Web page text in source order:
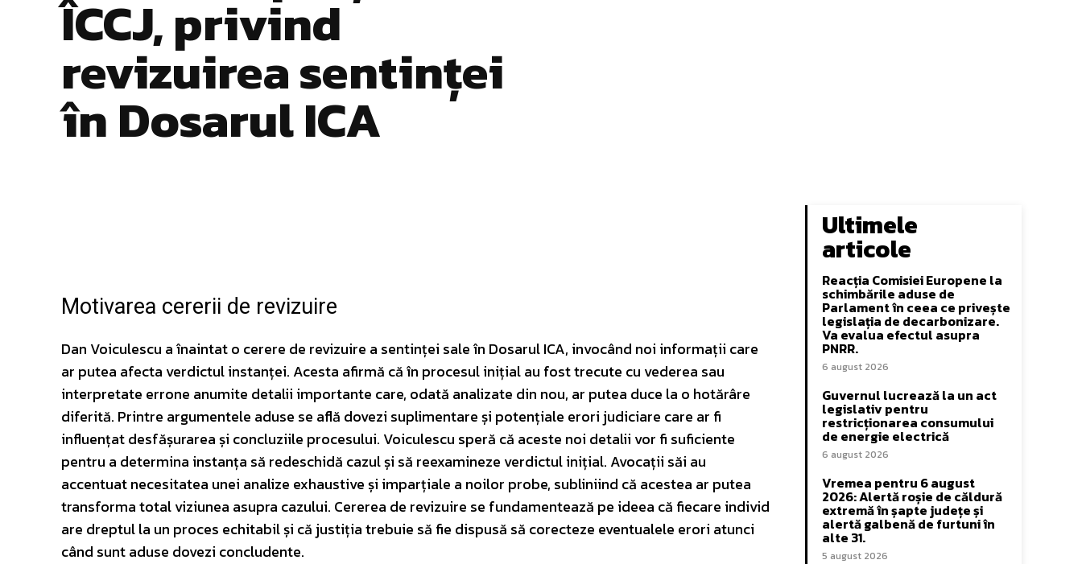
ÎCCJ, privind
revizuirea sentinței
în Dosarul ICA
Motivarea cererii de revizuire
Dan Voiculescu a înaintat o cerere de revizuire a sentinței sale în Dosarul ICA, invocând noi informații care
ar putea afecta verdictul instanței. Acesta afirmă că în procesul inițial au fost trecute cu vederea sau
interpretate errone anumite detalii importante care, odată analizate din nou, ar putea duce la o hotărâre
diferită. Printre argumentele aduse se află dovezi suplimentare și potențiale erori judiciare care ar fi
influențat desfășurarea și concluziile procesului. Voiculescu speră că aceste noi detalii vor fi suficiente
pentru a determina instanța să redeschidă cazul și să reexamineze verdictul inițial. Avocații săi au
accentuat necesitatea unei analize exhaustive și imparțiale a noilor probe, subliniind că acestea ar putea
transforma total viziunea asupra cazului. Cererea de revizuire se fundamentează pe ideea că fiecare individ
are dreptul la un proces echitabil și că justiția trebuie să fie dispusă să corecteze eventualele erori atunci
când sunt aduse dovezi concludente.
Ultimele
articole
Reacția Comisiei Europene la
schimbările aduse de
Parlament în ceea ce privește
legislația de decarbonizare.
Va evalua efectul asupra
PNRR.
6 august 2026
Guvernul lucrează la un act
legislativ pentru
restricționarea consumului
de energie electrică
6 august 2026
Vremea pentru 6 august
2026: Alertă roșie de căldură
extremă în șapte județe și
alertă galbenă de furtuni în
alte 31.
5 august 2026